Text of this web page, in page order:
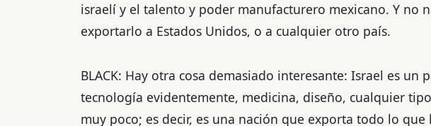
israelí y el talento y poder manufacturero mexicano. Y no
exportarlo a Estados Unidos, o a cualquier otro país.
BLACK: Hay otra cosa demasiado interesante: Israel es un
tecnología evidentemente, medicina, diseño, cualquier
muy poco; es decir, es una nación que exporta todo lo